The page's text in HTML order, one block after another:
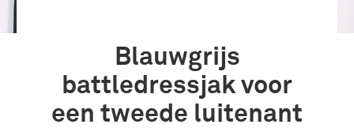
Blauwgrijs
battledressjak voor
een tweede luitenant